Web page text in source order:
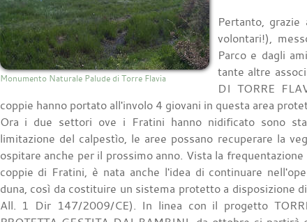
Monumento Naturale Palude di Torre Flavia
Pertanto,
volontari!),
Parco e dagli
tante altre
DI TORRE
coppie hanno portato all'involo 4 giovani in questa area
Ora i due settori ove i Fratini hanno nidificato sono
limitazione del calpestìo, le aree possano recuperare la
ospitare anche per il prossimo anno. Vista la
coppie di Fratini, è nata anche l'idea di continuare
duna, così da costituire un sistema protetto a disposizione
All. 1 Dir 147/2009/CE). In linea con il progetto